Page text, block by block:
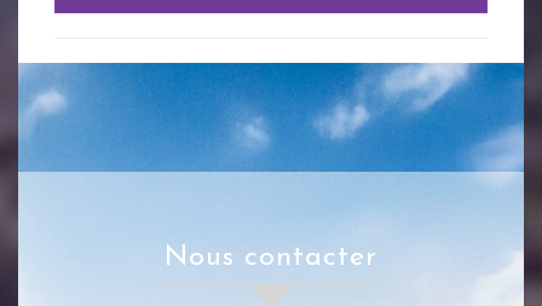
nous contacter